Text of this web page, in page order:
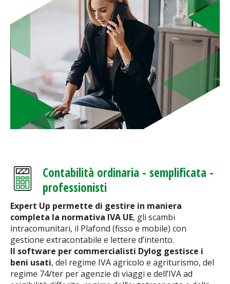
Contabilità ordinaria - semplificata -
professionisti
Expert Up permette di gestire in maniera
completa la normativa IVA UE, gli scambi
intracomunitari, il Plafond (fisso e mobile) con
gestione extracontabile e lettere d’intento.
Il software per commercialisti Dylog gestisce i
beni usati, del regime IVA agricolo e agriturismo, del
regime 74/ter per agenzie di viaggi e dell’IVA ad